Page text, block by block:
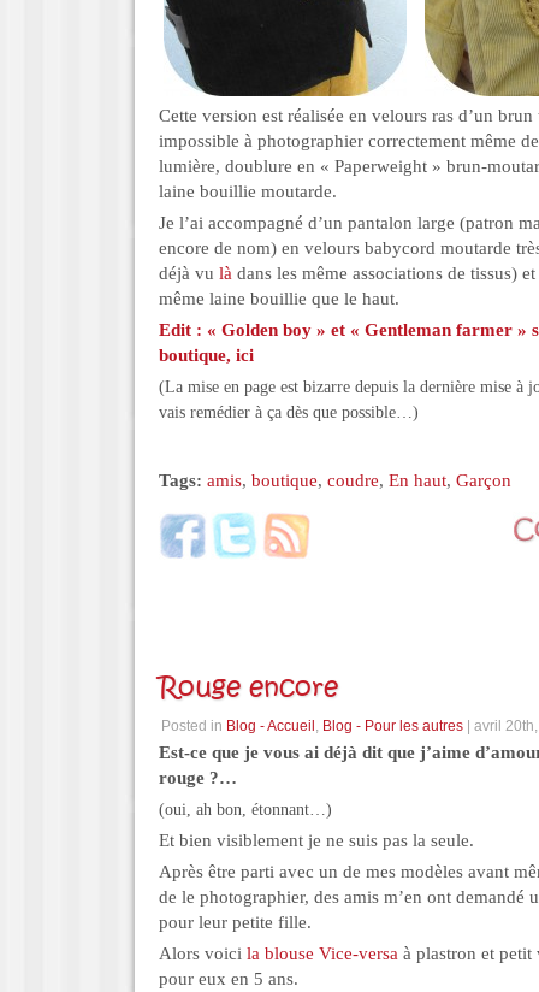
Cette version est réalisée en velours ras d’un
impossible à photographier correctement même
lumière, doublure en « Paperweight » brun-
laine bouillie moutarde.
Je l’ai accompagné d’un pantalon large (patron
encore de nom) en velours babycord moutarde
déjà vu là dans les même associations de tissus)
même laine bouillie que le haut.
Edit : « Golden boy » et « Gentleman farmer »
boutique, ici
(La mise en page est bizarre depuis la dernière mise à
vais remédier à ça dès que possible…)
Tags: amis, boutique, coudre, En haut, Garçon
Rouge encore
Posted in Blog - Accueil , Blog - Pour les autres | avril
Est-ce que je vous ai déjà dit que j’aime
rouge ?…
(oui, ah bon, étonnant…)
Et bien visiblement je ne suis pas la seule.
Après être parti avec un de mes modèles avant
de le photographier, des amis m’en ont demandé
pour leur petite fille.
Alors voici la blouse Vice-versa à plastron et petit
pour eux en 5 ans.